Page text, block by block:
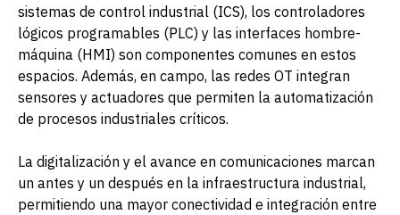
sistemas de control industrial (ICS), los controladores
lógicos programables (PLC) y las interfaces hombre-
máquina (HMI) son componentes comunes en estos
espacios. Además, en campo, las redes OT integran
sensores y actuadores que permiten la automatización
de procesos industriales críticos.
La digitalización y el avance en comunicaciones marcan
un antes y un después en la infraestructura industrial,
permitiendo una mayor conectividad e integración entre